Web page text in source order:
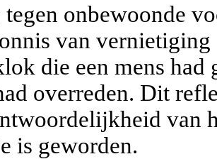
tegen onbewoonde
van
die een mens had
overreden. Dit
van
is geworden.